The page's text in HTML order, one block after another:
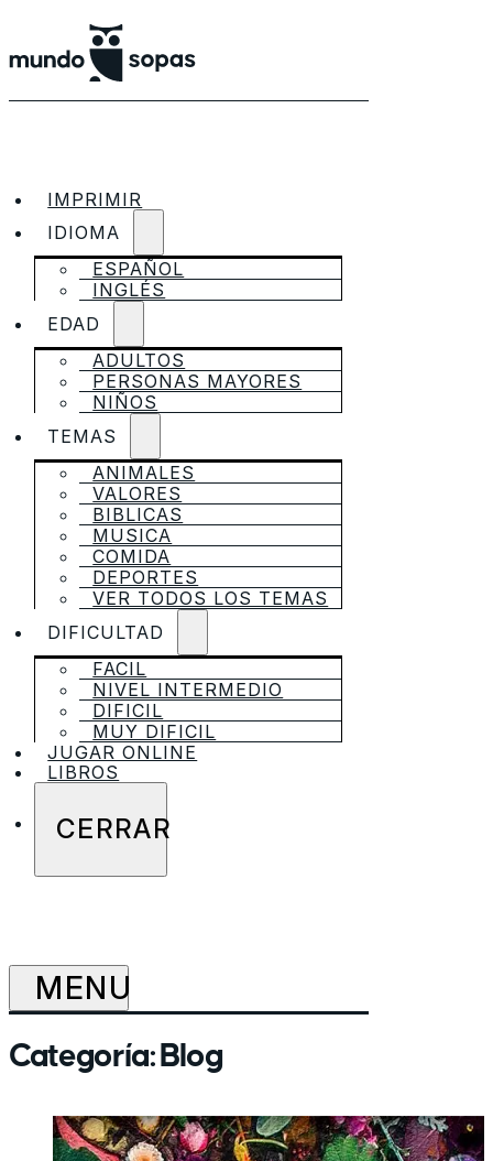
IMPRIMIR
IDIOMA
ESPAÑOL
INGLÉS
EDAD
ADULTOS
PERSONAS MAYORES
NIÑOS
TEMAS
ANIMALES
VALORES
BIBLICAS
MUSICA
COMIDA
DEPORTES
VER TODOS LOS TEMAS
DIFICULTAD
FACIL
NIVEL INTERMEDIO
DIFICIL
MUY DIFICIL
JUGAR ONLINE
LIBROS
Categoría: Blog